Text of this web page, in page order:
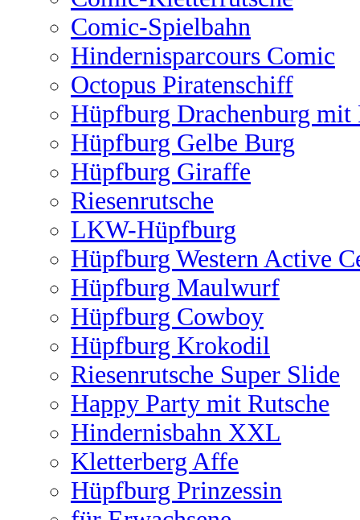
Comic-Spielbahn
Hindernisparcours Comic
Octopus Piratenschiff
Hüpfburg Drachenburg mit
Hüpfburg Gelbe Burg
Hüpfburg Giraffe
Riesenrutsche
LKW-Hüpfburg
Hüpfburg Western Active
Hüpfburg Maulwurf
Hüpfburg Cowboy
Hüpfburg Krokodil
Riesenrutsche Super Slide
Happy Party mit Rutsche
Hindernisbahn XXL
Kletterberg Affe
Hüpfburg Prinzessin